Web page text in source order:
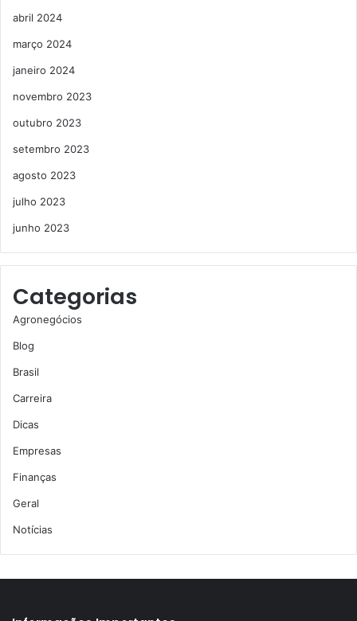
abril 2024
março 2024
janeiro 2024
novembro 2023
outubro 2023
setembro 2023
agosto 2023
julho 2023
junho 2023
Categorias
Agronegócios
Blog
Brasil
Carreira
Dicas
Empresas
Finanças
Geral
Notícias